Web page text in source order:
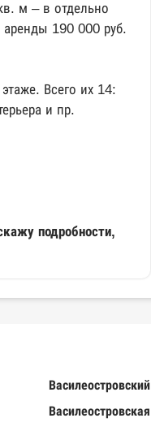
м – в отдельно
аренды 190 000 руб.
Всего их 14:
и пр.
подробности,
Василеостровский
Василеостровская